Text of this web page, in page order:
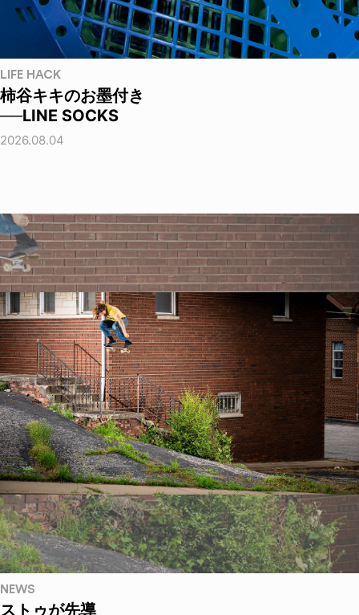
LIFE HACK
柿谷キキのお墨付き
──LINE SOCKS
2026.08.04
NEWS
ストゥが先導